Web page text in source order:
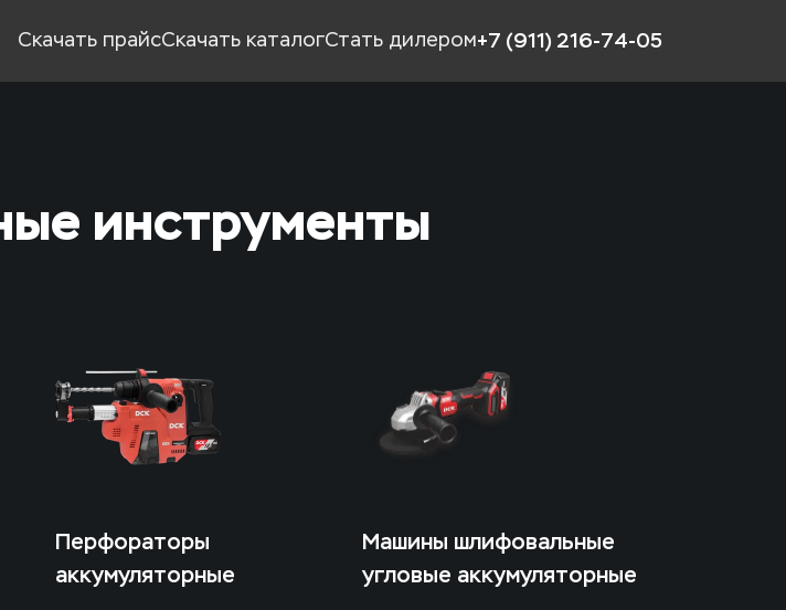
Скачать прайсСкачать каталогСтать дилером+7 (911) 216-74-05
инструменты
Перфораторы
аккумуляторные
Машины шлифовальные
угловые аккумуляторные